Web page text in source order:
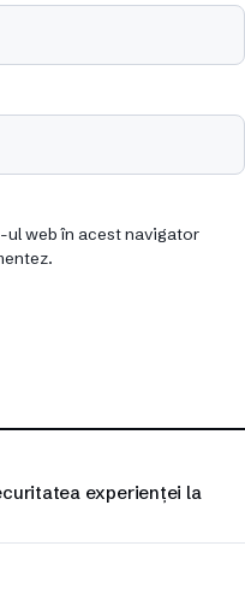
ul web în acest navigator
experienței la